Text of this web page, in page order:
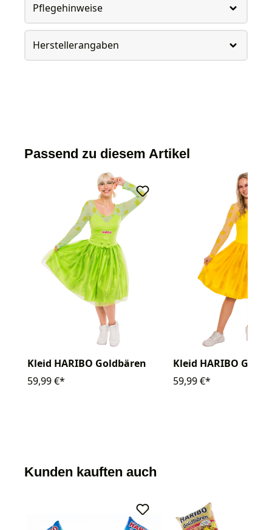
Pflegehinweise
Herstellerangaben
Passend zu diesem Artikel
Kleid HARIBO Goldbären
59,99 €*
Kleid HARIBO
59,99 €*
Kunden kauften auch